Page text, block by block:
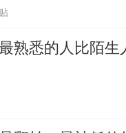
熟悉的人比陌生